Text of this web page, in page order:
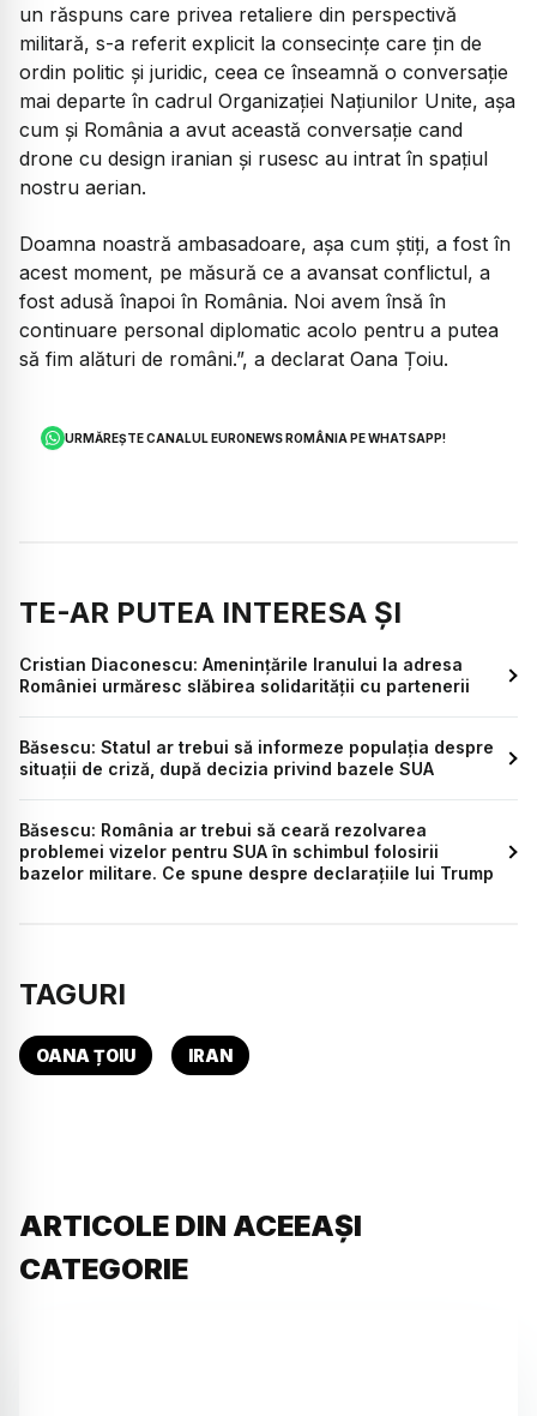
un răspuns care privea retaliere din perspectivă
militară, s-a referit explicit la consecințe care țin de
ordin politic și juridic, ceea ce înseamnă o conversație
mai departe în cadrul Organizației Națiunilor Unite, așa
cum și România a avut această conversație cand
drone cu design iranian și rusesc au intrat în spațiul
nostru aerian.
Doamna noastră ambasadoare, așa cum știți, a fost în
acest moment, pe măsură ce a avansat conflictul, a
fost adusă înapoi în România. Noi avem însă în
continuare personal diplomatic acolo pentru a putea
să fim alături de români.”, a declarat Oana Țoiu.
URMĂREȘTE CANALUL EURONEWS ROMÂNIA PE WHATSAPP!
TE-AR PUTEA INTERESA ȘI
Cristian Diaconescu: Amenințările Iranului la adresa
României urmăresc slăbirea solidarității cu partenerii
Băsescu: Statul ar trebui să informeze populația despre
situații de criză, după decizia privind bazele SUA
Băsescu: România ar trebui să ceară rezolvarea
problemei vizelor pentru SUA în schimbul folosirii
bazelor militare. Ce spune despre declarațiile lui Trump
TAGURI
OANA ȚOIU IRAN
ARTICOLE DIN ACEEAȘI
CATEGORIE